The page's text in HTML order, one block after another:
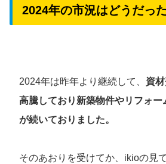
2024年の市況はどうだっ
2024年は昨年より継続して、 資
高騰しており新築物件やリフォー
が続いておりました。
そのあおりを受けてか、ikioの見